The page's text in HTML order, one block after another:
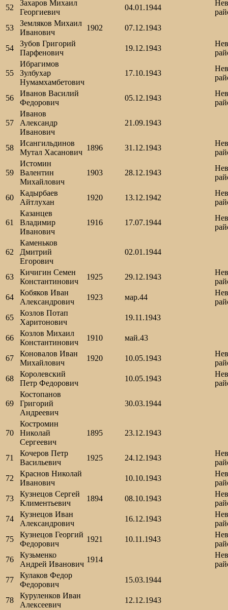
52
Захаров Михаил
Георгиевич
04.01.1944
53
Земляков Михаил
Иванович
1902 07.12.1943
54
Зубов Григорий
Парфенович
19.12.1943
55
Ибрагимов
Зулбухар
Нумамхамбетович
17.10.1943
56
Иванов Василий
Федорович
05.12.1943
57
Иванов
Александр
Иванович
21.09.1943
58
Исангильдинов
Мутал Хасанович
1896 31.12.1943
59
Истомин
Валентин
Михайлович
1903 28.12.1943
60
Кадырбаев
Айтлухан
1920 13.12.1942
61
Казанцев
Владимир
Иванович
1916 17.07.1944
62
Каменьков
Дмитрий
Егорович
02.01.1944
63
Кичигин Семен
Константинович
1925 29.12.1943
64
Кобяков Иван
Александрович
1923 мар.44
65
Козлов Потап
Харитонович
19.11.1943
66
Козлов Михаил
Константинович
1910 май.43
67
Коновалов Иван
Михайлович
1920 10.05.1943
68
Королевский
Петр Федорович
10.05.1943
69
Костопанов
Григорий
Андреевич
30.03.1944
70
Костромин
Николай
Сергеевич
1895 23.12.1943
71
Кочеров Петр
Васильевич
1925 24.12.1943
72
Краснов Николай
Иванович
10.10.1943
73
Кузнецов Сергей
Климентьевич
1894 08.10.1943
74
Кузнецов Иван
Александрович
16.12.1943
75
Кузнецов Георгий
Федорович
1921 10.11.1943
76
Кузьменко
Андрей Иванович
1914
77
Кулаков Федор
Федорович
15.03.1944
78
Куруленков Иван
Алексеевич
12.12.1943